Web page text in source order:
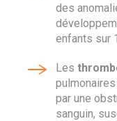
des
enfants sur
Les
par une
sanguin,